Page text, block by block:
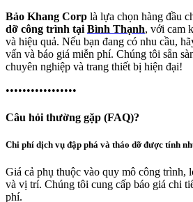
Bảo Khang Corp là lựa chọn hàng đầu
dỡ công trình tại Bình Thạnh, với cam
và hiệu quả. Nếu bạn đang có nhu cầu,
vấn và báo giá miễn phí. Chúng tôi sẵn
chuyên nghiệp và trang thiết bị hiện đại!
•••••••••••••••••
Câu hỏi thường gặp (FAQ)?
Chi phí dịch vụ đập phá và tháo dỡ được tính
Giá cả phụ thuộc vào quy mô công trình,
và vị trí. Chúng tôi cung cấp báo giá chi
phí.